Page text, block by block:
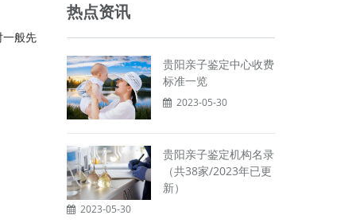
一般先
热点资讯
贵阳亲子鉴定中心收费
标准一览
2023-05-30
贵阳亲子鉴定机构名录
（共38家/2023年已更
新）
2023-05-30